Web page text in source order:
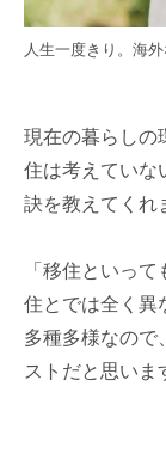
人生一度きり。海
現在の暮らしの
住は考えていな
訣を教えてくれ
「移住といっ
住とでは全く異
多種多様なので
ストだと思いま